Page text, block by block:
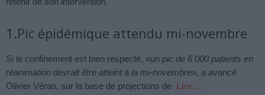
1.Pic épidémique attendu mi-novembre
Si le confinement est bien respecté, «un pic de 6 000 patients en
réanimation devrait être atteint à la mi-novembre», a avancé
Olivier Véran, sur la base de projections de Lire…